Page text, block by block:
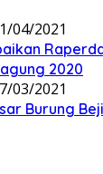
04/2021
2020
03/2021
Burung